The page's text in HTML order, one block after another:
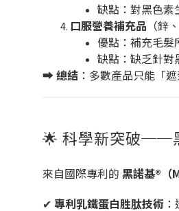
缺點：對黑色素
口服營養補充品 （鋅
優點：補充毛髮
缺點：缺乏針對
➡️總結 ：多數產品只能「
🌟 科學新突破──
來自國際專利的 黑諾基®（
✔ 專利乳鐵蛋白胜肽技術